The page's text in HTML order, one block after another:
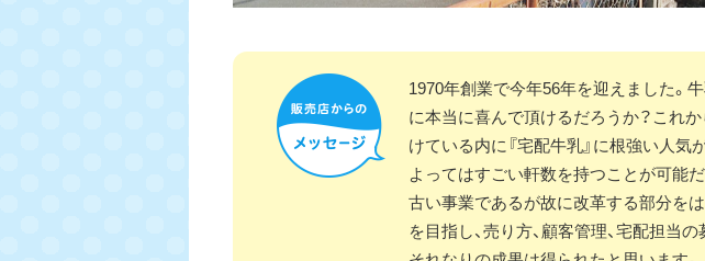
1970年創業で今年56年を迎えました。
に本当に喜んで頂けるだろうか？これ
けている内に『宅配牛乳』に根強い人
よってはすごい軒数を持つことが可能
古い事業であるが故に改革する部分を
を目指し、売り方、顧客管理、宅配担当